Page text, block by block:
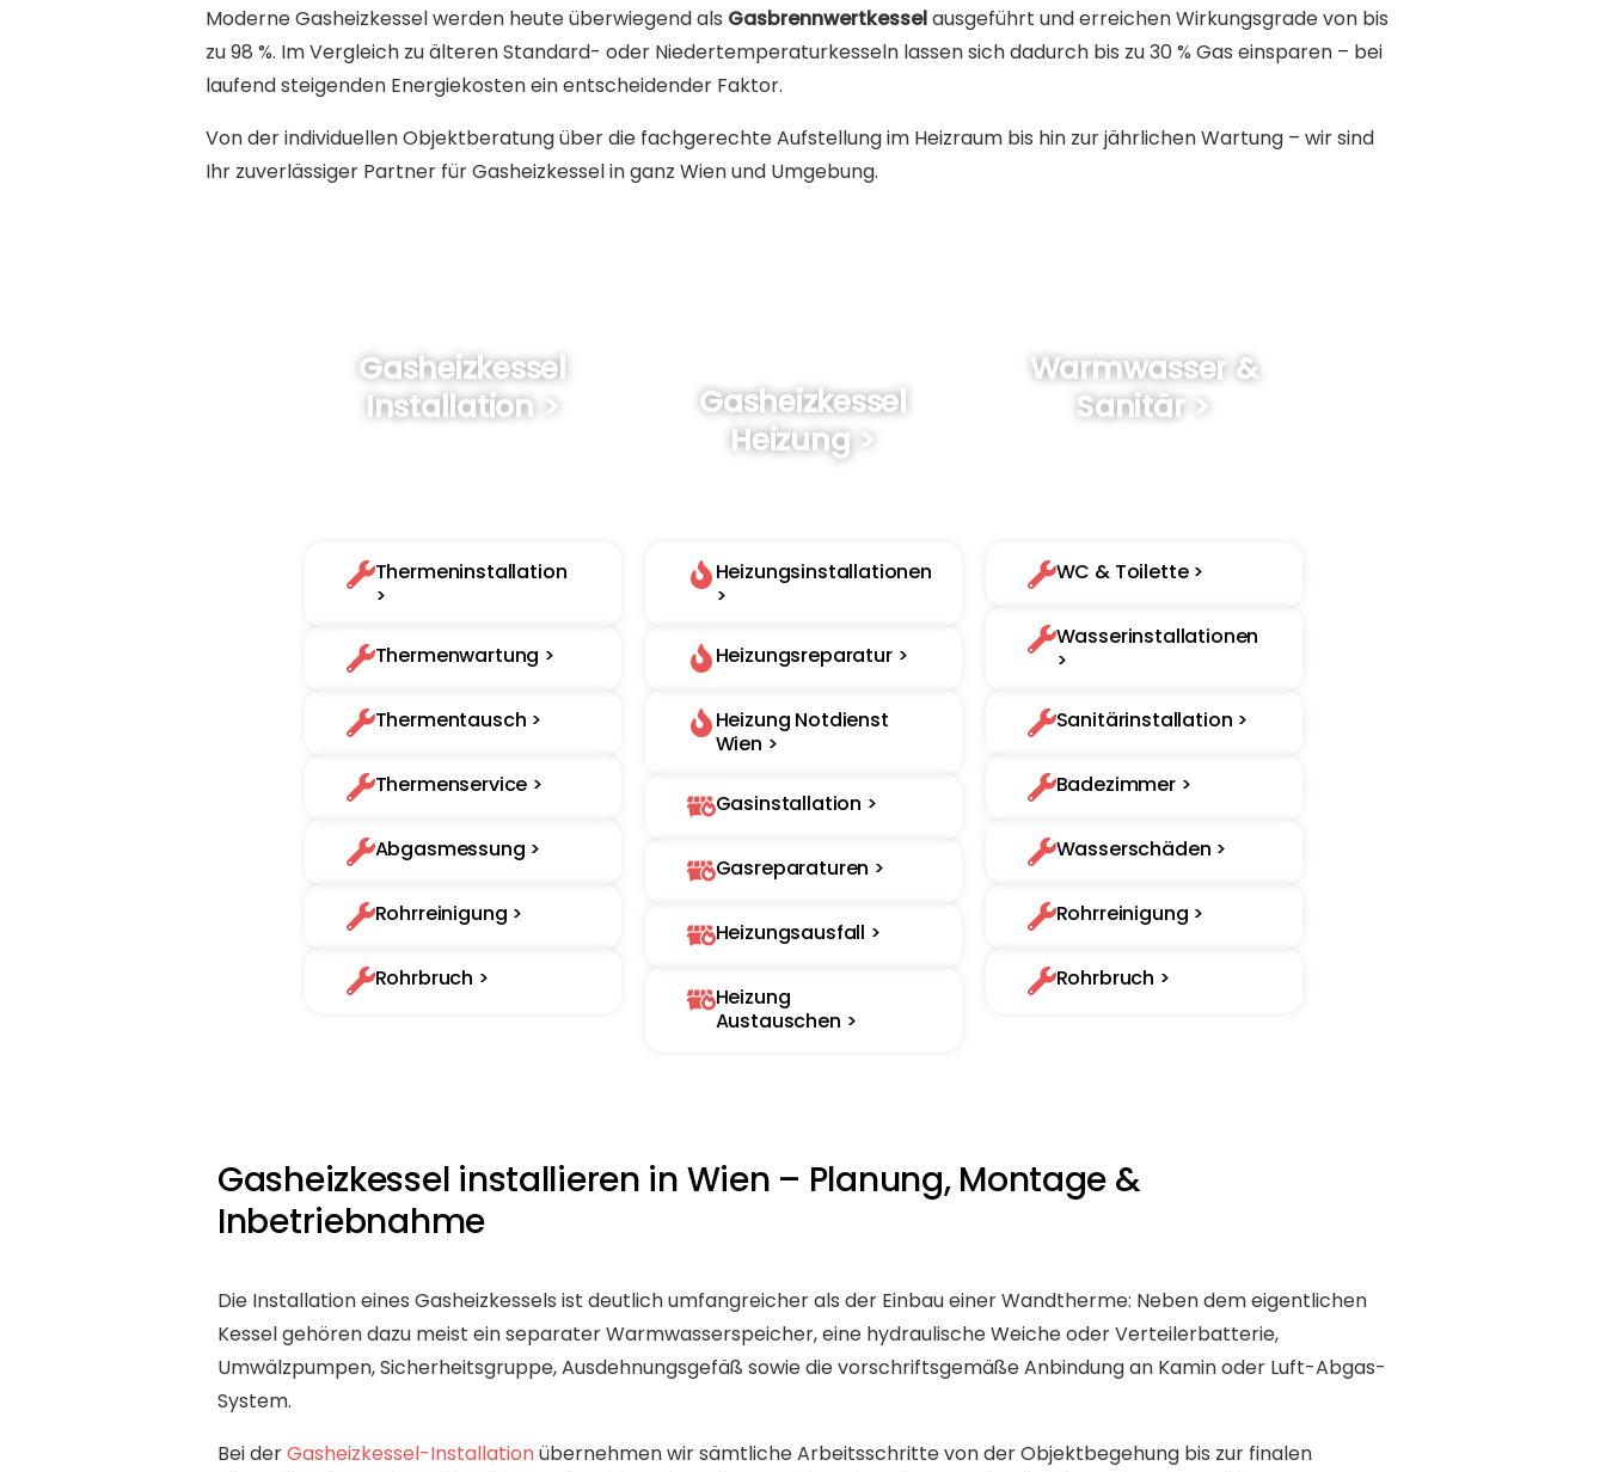
Moderne Gasheizkessel werden heute überwiegend als Gasbrennwertkesselausgeführt und erreichen Wirkungsgrade von bis
zu 98 %. Im Vergleich zu älteren Standard- oder Niedertemperaturkesseln lassen sich dadurch bis zu 30 % Gas einsparen – bei
laufend steigenden Energiekosten ein entscheidender Faktor.
Von der individuellen Objektberatung über die fachgerechte Aufstellung im Heizraum bis hin zur jährlichen Wartung – wir sind
Ihr zuverlässiger Partner für Gasheizkessel in ganz Wien und Umgebung.
Gasheizkessel
Installation >
Thermeninstallation
>
Thermenwartung >
Thermentausch >
Thermenservice >
Abgasmessung >
Rohrreinigung >
Rohrbruch >
Gasheizkessel
Heizung >
Heizungsinstallationen
>
Heizungsreparatur >
Heizung Notdienst
Wien >
Gasinstallation >
Gasreparaturen >
Heizungsausfall >
Heizung
Austauschen >
Warmwasser &
Sanitär >
WC & Toilette >
Wasserinstallationen
>
Sanitärinstallation >
Badezimmer >
Wasserschäden >
Rohrreinigung >
Rohrbruch >
Gasheizkessel installieren in Wien – Planung, Montage &
Inbetriebnahme
Die Installation eines Gasheizkessels ist deutlich umfangreicher als der Einbau einer Wandtherme: Neben dem eigentlichen
Kessel gehören dazu meist ein separater Warmwasserspeicher, eine hydraulische Weiche oder Verteilerbatterie,
Umwälzpumpen, Sicherheitsgruppe, Ausdehnungsgefäß sowie die vorschriftsgemäße Anbindung an Kamin oder Luft-Abgas-
System.
Bei derGasheizkessel-Installationübernehmen wir sämtliche Arbeitsschritte von der Objektbegehung bis zur finalen